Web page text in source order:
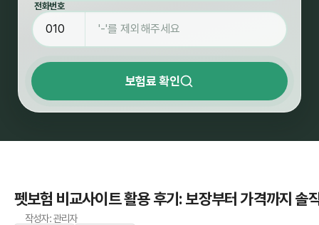
전화번호
보험료 확인
펫보험 비교사이트 활용 후기: 보장부터 가격까지 솔
작성자: 관리자